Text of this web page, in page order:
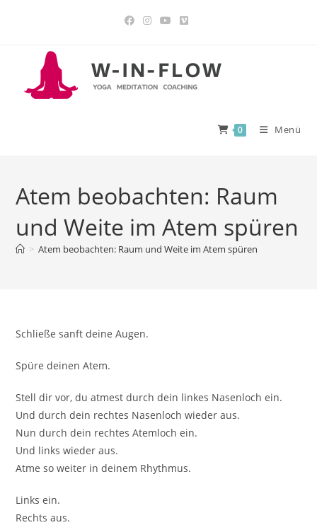
0 Menü
Atem beobachten: Raum
und Weite im Atem spüren
> Atem beobachten: Raum und Weite im Atem spüren
Schließe sanft deine Augen.
Spüre deinen Atem.
Stell dir vor, du atmest durch dein linkes Nasenloch ein.
Und durch dein rechtes Nasenloch wieder aus.
Nun durch dein rechtes Atemloch ein.
Und links wieder aus.
Atme so weiter in deinem Rhythmus.
Links ein.
Rechts aus.